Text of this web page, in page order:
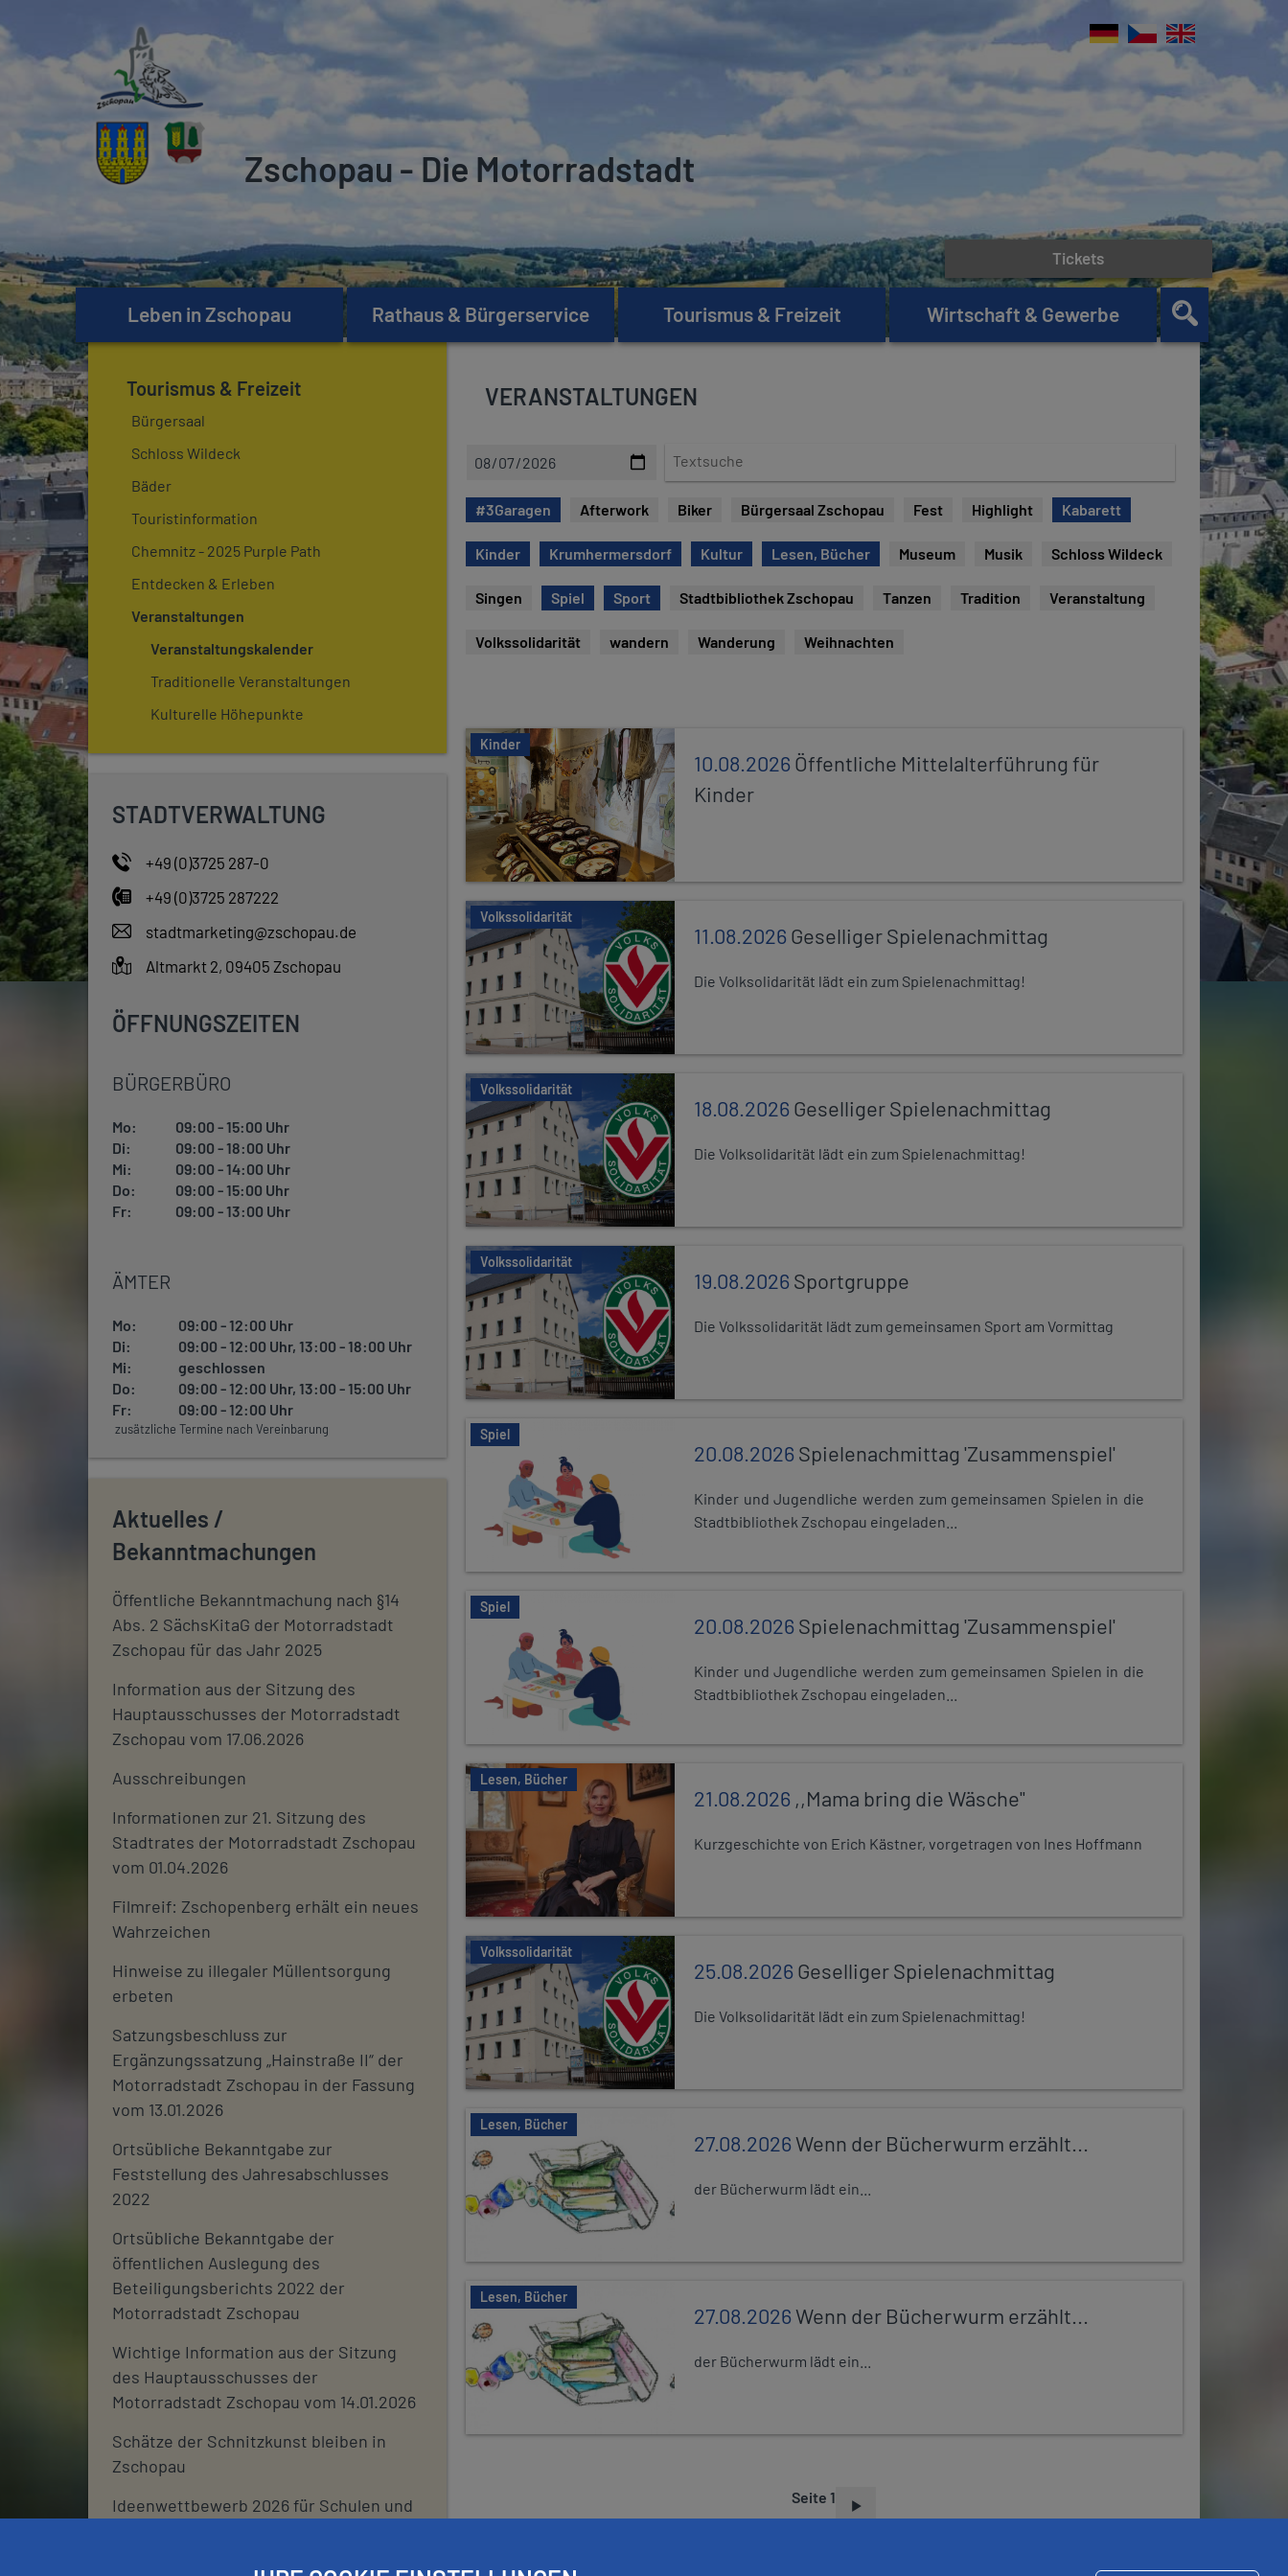
Zschopau - Die Motorradstadt
Leben in Zschopau Rathaus & Bürgerservice Tourismus & Freizeit Wirtschaft & Gewerbe
Tickets
Tourismus & Freizeit
Bürgersaal
Schloss Wildeck
Bäder
Touristinformation
Chemnitz - 2025 Purple Path
Entdecken & Erleben
Veranstaltungen
Veranstaltungskalender
Traditionelle Veranstaltungen
Kulturelle Höhepunkte
STADTVERWALTUNG
+49 (0)3725 287-0
+49 (0)3725 287222
stadtmarketing@zschopau.de
Altmarkt 2, 09405 Zschopau
ÖFFNUNGSZEITEN
BÜRGERBÜRO
Mo:
09:00 - 15:00 Uhr
Di:
09:00 - 18:00 Uhr
Mi:
09:00 - 14:00 Uhr
Do:
09:00 - 15:00 Uhr
Fr:
09:00 - 13:00 Uhr
ÄMTER
Mo:
09:00 - 12:00 Uhr
Di:
09:00 - 12:00 Uhr, 13:00 - 18:00 Uhr
Mi:
geschlossen
Do:
09:00 - 12:00 Uhr, 13:00 - 15:00 Uhr
Fr:
09:00 - 12:00 Uhr
zusätzliche Termine nach Vereinbarung
Aktuelles /
Bekanntmachungen
Öffentliche Bekanntmachung nach §14
Abs. 2 SächsKitaG der Motorradstadt
Zschopau für das Jahr 2025
Information aus der Sitzung des
Hauptausschusses der Motorradstadt
Zschopau vom 17.06.2026
Ausschreibungen
Informationen zur 21. Sitzung des
Stadtrates der Motorradstadt Zschopau
vom 01.04.2026
Filmreif: Zschopenberg erhält ein neues
Wahrzeichen
Hinweise zu illegaler Müllentsorgung
erbeten
Satzungsbeschluss zur
Ergänzungssatzung „Hainstraße II“ der
Motorradstadt Zschopau in der Fassung
vom 13.01.2026
Ortsübliche Bekanntgabe zur
Feststellung des Jahresabschlusses
2022
Ortsübliche Bekanntgabe der
öffentlichen Auslegung des
Beteiligungsberichts 2022 der
Motorradstadt Zschopau
Wichtige Information aus der Sitzung
des Hauptausschusses der
Motorradstadt Zschopau vom 14.01.2026
Schätze der Schnitzkunst bleiben in
Zschopau
Ideenwettbewerb 2026 für Schulen und
Stadtjournal 2026: Wir suchen euch
VERANSTALTUNGEN
t
s
u
#3Garagen Afterwork Biker Bürgersaal Zschopau Fest Highlight Kabarett
Kinder Krumhermersdorf Kultur Lesen, Bücher Museum Musik Schloss Wildeck
Singen Spiel Sport Stadtbibliothek Zschopau Tanzen Tradition Veranstaltung
Volkssolidarität wandern Wanderung Weihnachten
Kinder
10.08.2026Öffentliche Mittelalterführung für
Kinder
Volkssolidarität
11.08.2026Geselliger Spielenachmittag
Die Volksolidarität lädt ein zum Spielenachmittag!
Volkssolidarität
18.08.2026Geselliger Spielenachmittag
Die Volksolidarität lädt ein zum Spielenachmittag!
Volkssolidarität
19.08.2026Sportgruppe
Die Volkssolidarität lädt zum gemeinsamen Sport am Vormittag
Spiel
20.08.2026Spielenachmittag 'Zusammenspiel'
Kinder und Jugendliche werden zum gemeinsamen Spielen in die
Stadtbibliothek Zschopau eingeladen...
Spiel
20.08.2026Spielenachmittag 'Zusammenspiel'
Kinder und Jugendliche werden zum gemeinsamen Spielen in die
Stadtbibliothek Zschopau eingeladen...
Lesen, Bücher
21.08.2026 ,,Mama bring die Wäsche"
Kurzgeschichte von Erich Kästner, vorgetragen von Ines Hoffmann
Volkssolidarität
25.08.2026Geselliger Spielenachmittag
Die Volksolidarität lädt ein zum Spielenachmittag!
Lesen, Bücher
27.08.2026Wenn der Bücherwurm erzählt...
der Bücherwurm lädt ein...
Lesen, Bücher
27.08.2026Wenn der Bücherwurm erzählt...
der Bücherwurm lädt ein...
S
I
Seite 1